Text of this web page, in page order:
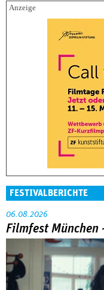
FESTIVALBERICHTE
06.08.2026
Filmfest München